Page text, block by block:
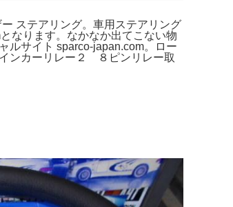
ステアリング。車用ステアリング
なります。なかなか出てこない物
ルサイト sparco-japan.com。ロー
ンカーリレー２ ８ピンリレー取